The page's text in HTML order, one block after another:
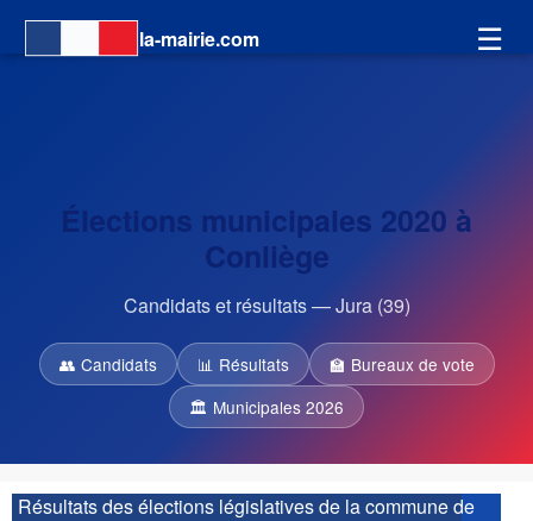
la-mairie.com ☰
Élections municipales 2020 à
Conliège
Candidats et résultats — Jura (39)
👥 Candidats 📊 Résultats
🏫 Bureaux de vote
🏛 Municipales 2026
Résultats des élections législatives de la commune de